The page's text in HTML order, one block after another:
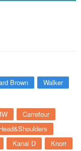
Brown Walker
Carrefour
Kanal D
Knorr